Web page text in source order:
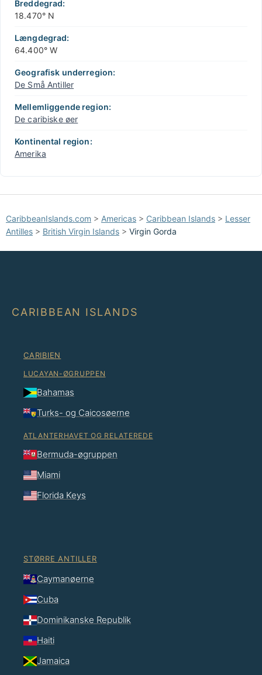
−
Breddegrad:
18.470° N
Længdegrad:
64.400° W
Geografisk underregion:
De Små Antiller
Mellemliggende region:
De caribiske øer
Kontinental region:
Amerika
CaribbeanIslands.com > Americas > Caribbean Islands > Lesser
Antilles > British Virgin Islands > Virgin Gorda
CARIBBEAN ISLANDS
CARIBIEN
LUCAYAN-ØGRUPPEN
Bahamas
Turks- og Caicosøerne
ATLANTERHAVET OG RELATEREDE
Bermuda-øgruppen
Miami
Florida Keys
STØRRE ANTILLER
Caymanøerne
Cuba
Dominikanske Republik
Haiti
Jamaica